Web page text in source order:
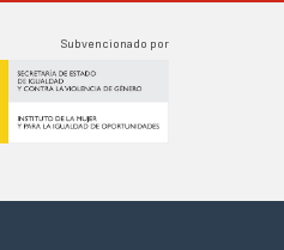
Subvencionado por